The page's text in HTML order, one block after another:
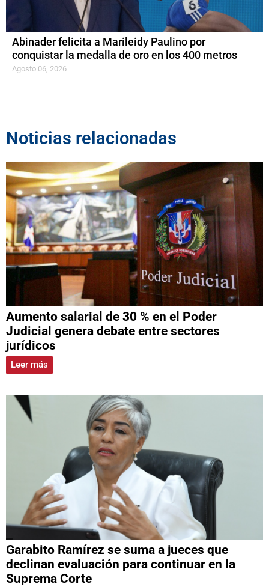
Abinader felicita a Marileidy Paulino por
conquistar la medalla de oro en los 400 metros
Agosto 06, 2026
Noticias relacionadas
Aumento salarial de 30 % en el Poder
Judicial genera debate entre sectores
jurídicos
Leer más
Garabito Ramírez se suma a jueces que
declinan evaluación para continuar en la
Suprema Corte